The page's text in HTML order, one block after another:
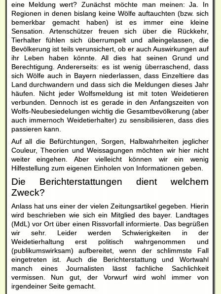
eine Meldung wert? Zunächst möchte man meinen: Ja. In
Regionen in denen bislang keine Wölfe auftauchten (bzw. sich
bemerkbar gemacht haben) ist es immer eine kleine
Sensation. Artenschützer freuen sich über die Rückkehr,
Tierhalter fühlen sich überrumpelt und alleingelassen, die
Bevölkerung ist teils verunsichert, ob er auch Auswirkungen auf
ihr Leben haben könnte. All dies hat seinen Grund und
Berechtigung. Andererseits: es ist wenig überraschend, dass
sich Wölfe auch in Bayern niederlassen, dass Einzeltiere das
Land durchwandern und dass sich die Meldungen dieses Jahr
häufen. Nicht jeder Wolfsmeldung ist mit toten Weidetieren
verbunden. Dennoch ist es gerade in den Anfangszeiten von
Wolfs-Neubesiedelungen wichtig die Gesamtbevölkerung (aber
auch immernoch Weidetierhalter) zu sensibilisieren, dass dies
passieren kann.
Auf all die Befürchtungen, Sorgen, Halbwahrheiten jeglicher
Couleur, Theorien und Weissagungen möchten wir hier nicht
weiter eingehen. Aber vielleicht können wir ein wenig
Hilfestellung zum eigenen Einholen von Informationen geben.
Die Berichterstattungen dient welchem
Zweck?
Anlass hat uns einer der vielen Zeitungsartikel gegeben. Hierin
wird beschrieben wie sich ein Mitglied des bayer. Landtages
(MdL) vor Ort über einen Rissvorfall informierte. Das begrüßen
wir sehr. Leider werden Schwierigkeiten in der
Weidetierhaltung erst politisch wahrgenommen und
(publikumswirksam) aufbereitet, wenn der schlimmste Fall
eingetreten ist. Auch die Berichterstattung und Wortwahl
manch eines Journalisten lässt fachliche Sachlichkeit
vermissen. Nun gut, der Vorwurf wird wohl immer von
irgendeiner Seite gemacht.